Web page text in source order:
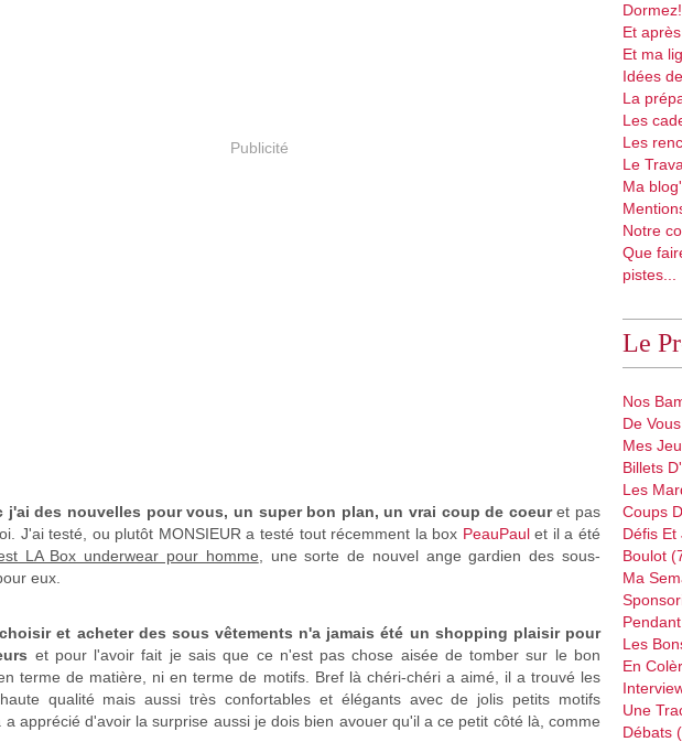
Publicité
j'ai des nouvelles pour vous, un super bon plan, un vrai coup de coeuret pas
J'ai testé, ou plutôt MONSIEUR a testé tout récemment la box PeauPaulet il a été
LA Box underwear pour homme , une sorte de nouvel ange gardien des sous-
eux.
et acheter des sous vêtements n'a jamais été un shopping plaisir pour
et pour l'avoir fait je sais que ce n'est pas chose aisée de tomber sur le bon
terme de matière, ni en terme de motifs. Bref là chéri-chéri a aimé, il a trouvé les
qualité mais aussi très confortables et élégants avec de jolis petits motifs
a apprécié d'avoir la surprise aussi je dois bien avouer qu'il a ce petit côté là, comme
Dormez!
Et
Et ma
Idées
La
Les
Les
Le
Ma
Notre
Que
pistes...
Le
Nos
De
Mes
Billets
Les
Coups
Défis Et
Boulot
Ma
Les
En
Une
Débats